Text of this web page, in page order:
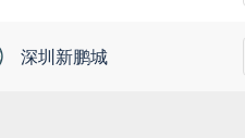
深圳新鹏城